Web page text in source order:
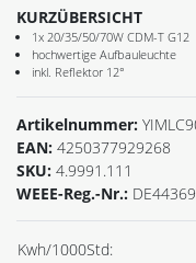
KURZÜBERSICHT
1x 20/35/50/70W CDM-T G12
hochwertige Aufbauleuchte
inkl. Reflektor 12°
Artikelnummer:
EAN: 4250377929268
SKU: 4.9991.111
WEEE-Reg.-Nr.:
Kwh/1000Std: